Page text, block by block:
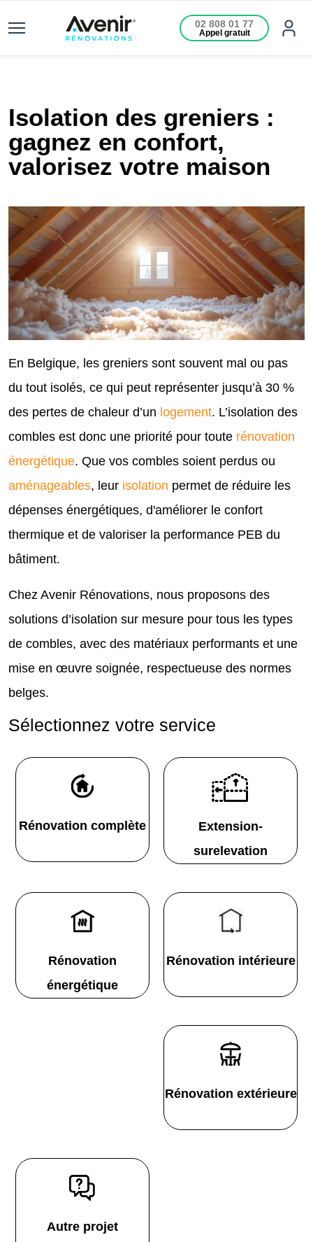
02 808 01 77
Appel gratuit
Isolation des greniers :
gagnez en confort,
valorisez votre maison
En Belgique, les greniers sont souvent mal ou pas
du tout isolés, ce qui peut représenter jusqu’à 30 %
des pertes de chaleur d’un logement. L’isolation des
combles est donc une priorité pour toute rénovation
énergétique. Que vos combles soient perdus ou
aménageables, leur isolation permet de réduire les
dépenses énergétiques, d'améliorer le confort
thermique et de valoriser la performance PEB du
bâtiment.
Chez Avenir Rénovations, nous proposons des
solutions d’isolation sur mesure pour tous les types
de combles, avec des matériaux performants et une
mise en œuvre soignée, respectueuse des normes
belges.
Sélectionnez votre service
Rénovation complète
Extension-
surelevation
Rénovation
énergétique
Rénovation intérieure
Rénovation extérieure
Autre projet